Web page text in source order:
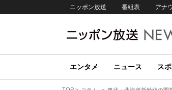
ニッポン放送 番組表 アナ
エンタメ ニュース ス